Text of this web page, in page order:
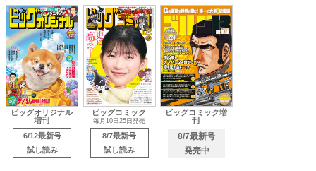
ビッグオリジナル
増刊
6/12最新号
試し読み
ビッグコミック
毎月10日25日発売
8/7最新号
試し読み
ビッグコミック増
刊
8/7最新号
発売中